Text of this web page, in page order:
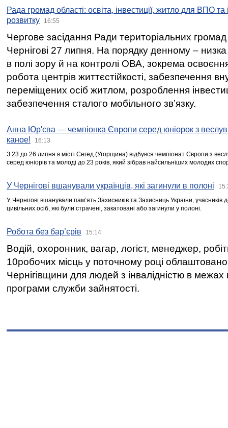
Рада громад області: освіта, інвестиції, житло для ВПО
розвитку
16:55
Чергове засідання Ради територіальних громад
Чернігові 27 липня. На порядку денному –
в полі зору й на контролі ОВА, зокрема освоєння
робота центрів життєстійкості, забезпечення
переміщених осіб житлом, розроблення
забезпечення сталого мобільного зв’язку.
Анна Юр'єва — чемпіонка Європи серед юніорок з
каное!
16:13
З 23 до 26 липня в місті Сегед (Угорщина) відбувся чемпіонат Європи з
серед юніорів та молоді до 23 років, який зібрав найсильніших молодих
У Чернігові вшанували українців, які загинули в полоні
У Чернігові вшанували пам’ять Захисників та Захисниць України,
цивільних осіб, які були страчені, закатовані або загинули у полоні.
Робота без бар’єрів 15:14
Водій, охоронник, вагар, логіст, менеджер,
10робочих місць у поточному році
Чернігівщини для людей з інвалідністю в межах
програми служби зайнятості.